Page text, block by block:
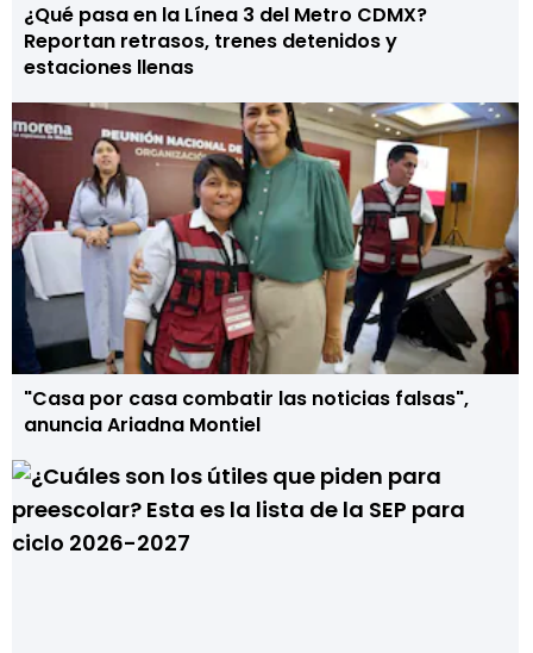
¿Qué pasa en la Línea 3 del Metro CDMX?
Reportan retrasos, trenes detenidos y
estaciones llenas
"Casa por casa combatir las noticias falsas",
anuncia Ariadna Montiel